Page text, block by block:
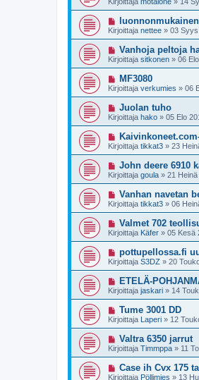
i
i
e
t
i
s
v
i
e
s
t
i
U
u
s
i
e
t
i
Kirjoittaja nettee » 03
U
u
s
v
i
e
s
t
i
Vanhoja peltoja
Kirjoittaja sitkonen » 06
U
u
s
v
i
e
t
i
MF3080
Kirjoittaja verkumies » 06
U
u
s
v
i
e
s
t
i
Juolan tuho
Kirjoittaja hako » 05 Elo
U
u
s
v
i
e
s
t
i
Kirjoittaja tikkat3 » 23
U
u
s
i
e
s
t
i
John deere 6910
Kirjoittaja goula » 21
U
u
s
i
e
s
t
i
Vanhan navetan
Kirjoittaja tikkat3 » 06
U
u
s
i
e
t
i
Valmet 702
Kirjoittaja Käfer » 05 Kesä
U
u
s
v
i
e
s
t
i
pottupellossa.fi
Kirjoittaja S3DZ » 20
U
u
s
i
e
s
t
i
ETELÄ-
Kirjoittaja jaskari » 14
U
u
s
i
e
s
t
Tume 3001 DD
Kirjoittaja Laperi » 12
U
u
s
v
Valtra 6350 jarrut
Kirjoittaja Timmppa » 11
U
u
Case ih Cvx 175
Kirjoittaja Pöllimies » 13